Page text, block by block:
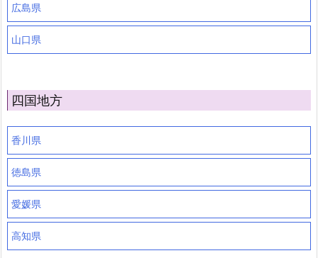
広島県
山口県
四国地方
香川県
徳島県
愛媛県
高知県